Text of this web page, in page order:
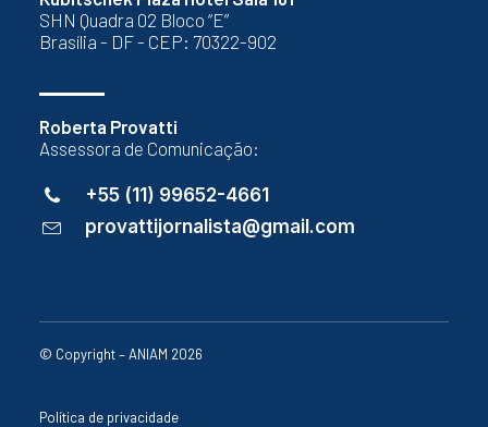
SHN Quadra 02 Bloco “E”
Brasília - DF - CEP: 70322-902
Roberta Provatti
Assessora de Comunicação:
+55 (11) 99652-4661
provattijornalista@gmail.com
© Copyright – ANIAM 2026
Política de privacidade